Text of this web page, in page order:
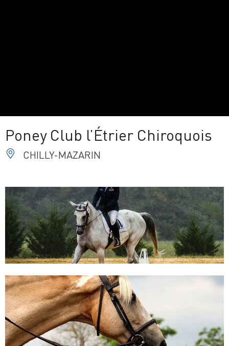
Poney Club l’Étrier Chiroquois
CHILLY-MAZARIN